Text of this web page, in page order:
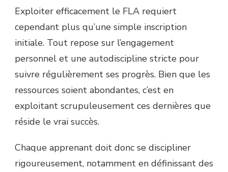
Exploiter efficacement le FLA requiert
cependant plus qu’une simple inscription
initiale. Tout repose sur l’engagement
personnel et une autodiscipline stricte pour
suivre régulièrement ses progrès. Bien que les
ressources soient abondantes, c’est en
exploitant scrupuleusement ces dernières que
réside le vrai succès.
Chaque apprenant doit donc se discipliner
rigoureusement, notamment en définissant des